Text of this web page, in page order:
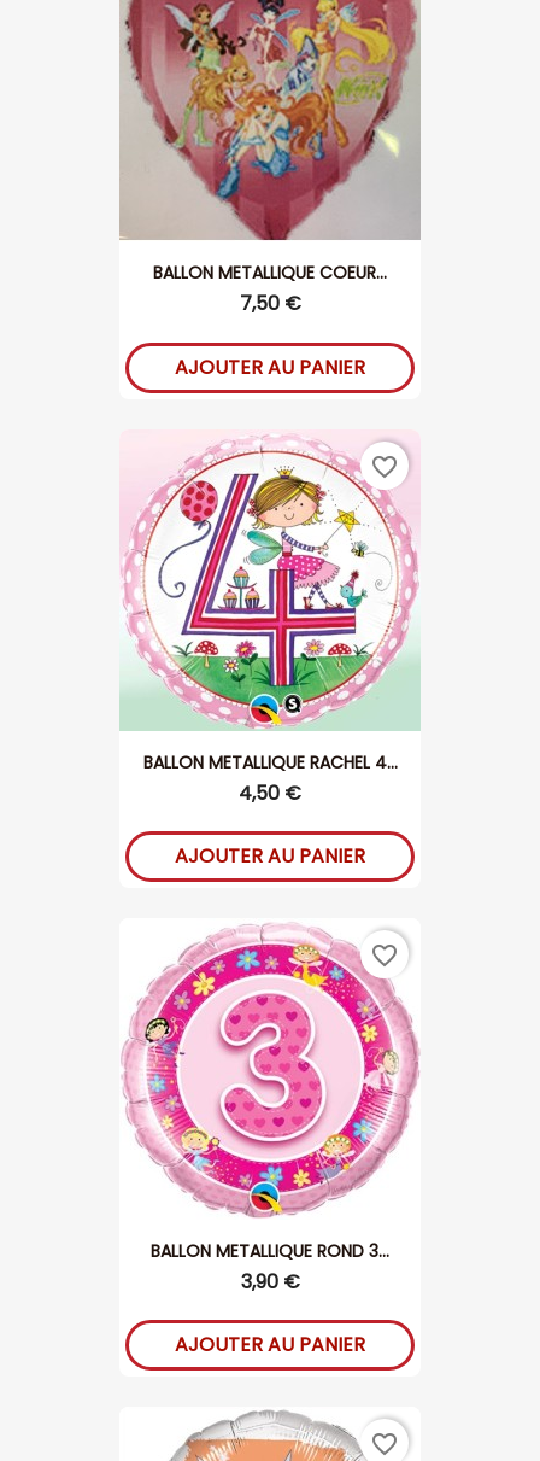
BALLON METALLIQUE COEUR...
7,50 €
AJOUTER AU PANIER
BALLON METALLIQUE RACHEL 4...
4,50 €
AJOUTER AU PANIER
favorite_border
BALLON METALLIQUE ROND 3...
3,90 €
AJOUTER AU PANIER
favorite_border
favorite_border